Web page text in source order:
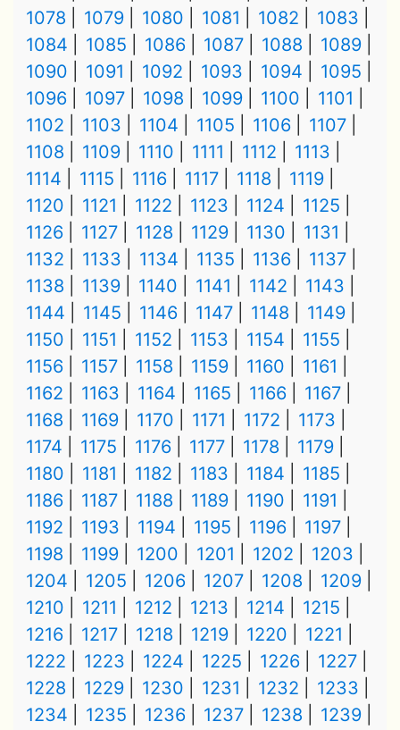
1078
1079 1080 1081 1082
1083
1084
1085 1086 1087 1088
1089
1090
1091 1092 1093 1094
1095
1096
1097 1098 1099 1100
1101
1102
1103 1104 1105 1106
1107
1108
1109 1110 1111 1112
1113
1114
1115 1116 1117 1118
1119
1120
1121 1122 1123 1124
1125
1126
1127 1128 1129 1130
1131
1132
1133 1134 1135 1136
1137
1138
1139 1140 1141 1142
1143
1144
1145 1146 1147 1148
1149
1150
1151 1152 1153 1154
1155
1156
1157 1158 1159 1160
1161
1162
1163 1164 1165 1166
1167
1168
1169 1170 1171 1172
1173
1174
1175 1176 1177 1178
1179
1180
1181 1182 1183 1184
1185
1186
1187 1188 1189 1190
1191
1192
1193 1194 1195 1196
1197
1198
1199 1200 1201 1202
1203
1204
1205 1206 1207 1208
1209
1210
1211 1212 1213 1214
1215
1216
1217 1218 1219 1220
1221
1222
1223 1224 1225 1226
1227
1228
1229 1230 1231 1232
1233
1234
1235 1236 1237 1238
1239